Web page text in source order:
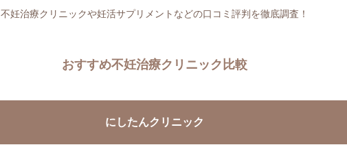
不妊治療クリニックや妊活サプリメントなどの口コミ評判を徹底調査！
おすすめ不妊治療クリニック比較
にしたんクリニック